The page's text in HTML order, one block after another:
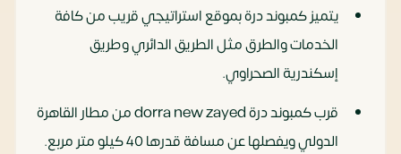
يتميز كمبوند درة بموقع استراتيجي قريب من كافة
الخدمات والطرق مثل الطريق الدائري وطريق
إسكندرية الصحراوي.
قرب كمبوند درة dorra new zayed من مطار القاهرة
الدولي ويفصلها عن مسافة قدرها 40 كيلو متر مربع.